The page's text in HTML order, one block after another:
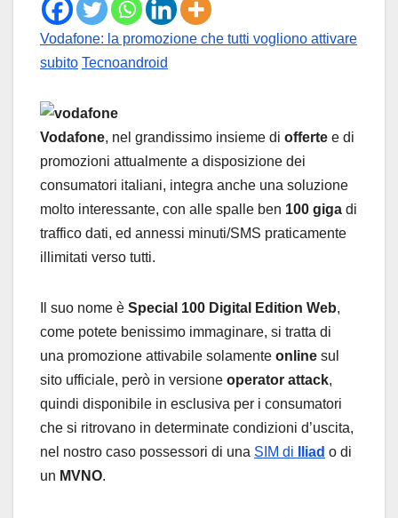
Vodafone: la promozione che tutti vogliono attivare
subito Tecnoandroid
Vodafone, nel grandissimo insieme di offerte e di
promozioni attualmente a disposizione dei
consumatori italiani, integra anche una soluzione
molto interessante, con alle spalle ben 100 giga di
traffico dati, ed annessi minuti/SMS praticamente
illimitati verso tutti.
Il suo nome è Special 100 Digital Edition Web,
come potete benissimo immaginare, si tratta di
una promozione attivabile solamente online sul
sito ufficiale, però in versione operator attack,
quindi disponibile in esclusiva per i consumatori
che si ritrovano in determinate condizioni d’uscita,
nel nostro caso possessori di una SIM di Iliad o di
un MVNO.